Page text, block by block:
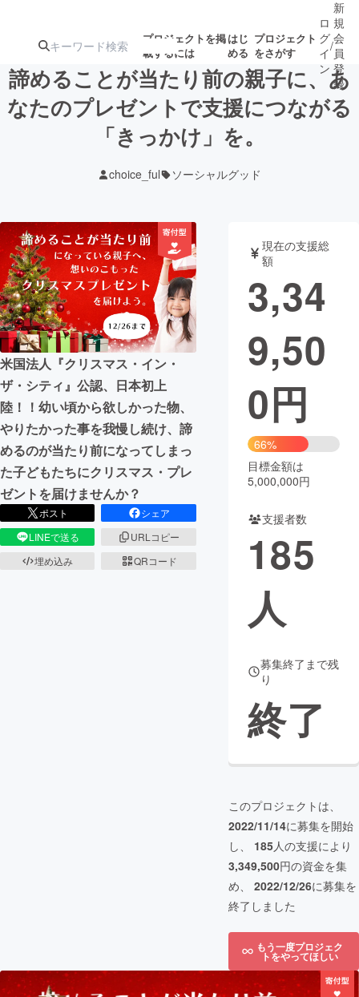
プロジェクトを掲
載するには
はじ
める
プロジェクト
をさがす
注目のリ 注目の新着プロ
ジェクト
募集終了が近いプ
ロジェクト
テクノロジー・ガジェット
映像・映画 書籍・雑誌
ビジネス・起業 チャレンジ
まちづくり・地域活性化
CAMPFIRE for Social Good
CAMPFIRE Creation
CAMPFIREふるさと納税
コミュニティ
ロ
グ
イ
ン
/
新
規
会
員
登
録
諦めることが当たり前の親子に、あ
なたのプレゼントで支援につながる
「きっかけ」を。
choice_ful ソーシャルグッド
米国法人『クリスマス・イン・
ザ・シティ』公認、日本初上
陸！！幼い頃から欲しかった物、
やりたかった事を我慢し続け、諦
めるのが当たり前になってしまっ
た子どもたちにクリスマス・プレ
ゼントを届けませんか？
ポスト
シェア
LINEで送る
URLコピー
埋め込み
QRコード
現在の支援総
額
3,34
9,50
0円
66%
目標金額は
5,000,000円
支援者数
185
人
募集終了まで残
り
終了
このプロジェクトは、
2022/11/14に募集を開始
し、 185人の支援により
3,349,500円の資金を集
め、 2022/12/26に募集を
終了しました
もう一度プロジェク
トをやってほしい